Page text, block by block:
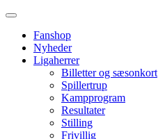
Fanshop
Nyheder
Ligaherrer
Billetter og sæsonkort
Spillertrup
Kampprogram
Resultater
Stilling
Frivillig